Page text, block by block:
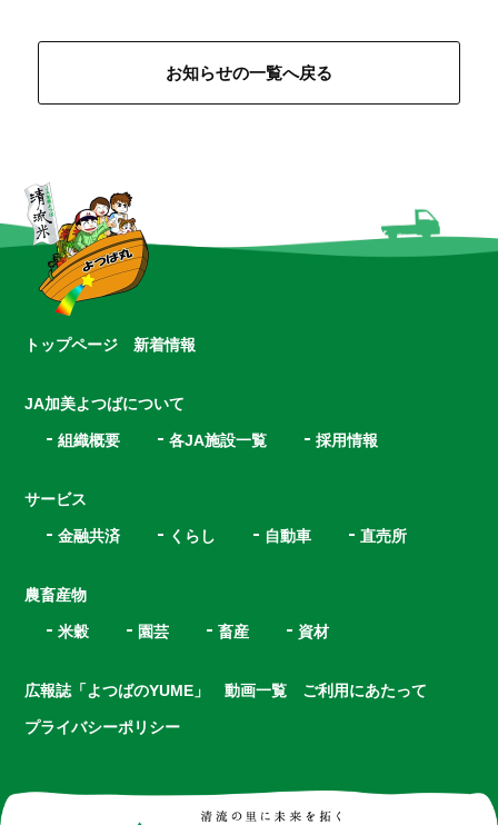
お知らせの一覧へ戻る
トップページ 新着情報
JA加美よつばについて
組織概要 各JA施設一覧 採用情報
サービス
金融共済 くらし 自動車 直売所
農畜産物
米穀 園芸 畜産 資材
広報誌「よつばのYUME」 動画一覧 ご利用にあたって
プライバシーポリシー